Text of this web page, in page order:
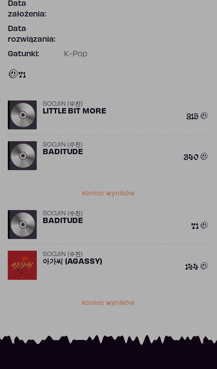
Data
założenia:
Data
rozwiązania:
Gatunki: K-Pop
71
SOOJIN (수진)
LITTLE BIT MORE 215
SOOJIN (수진)
BADITUDE 340
Koniec wyników
SOOJIN (수진)
BADITUDE 71
SOOJIN (수진)
아가씨 (AGASSY) 144
Koniec wyników